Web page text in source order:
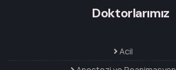
Doktorlarımız
Acil